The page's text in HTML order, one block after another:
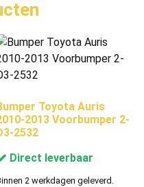
Toyota Auris
2013 Voorbumper 2-
2532
Direct leverbaar
2 werkdagen geleverd.